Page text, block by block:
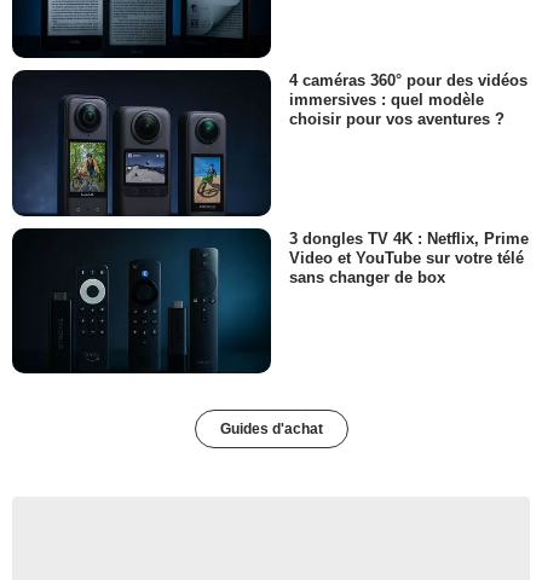
4 caméras 360° pour des vidéos
immersives : quel modèle
choisir pour vos aventures ?
3 dongles TV 4K : Netflix, Prime
Video et YouTube sur votre télé
sans changer de box
Guides d'achat